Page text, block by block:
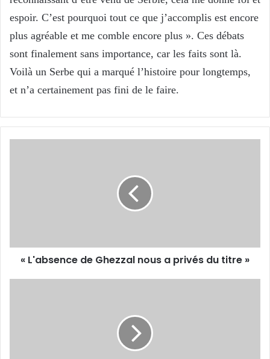
espoir. C’est pourquoi tout ce que j’accomplis est encore
plus agréable et me comble encore plus ». Ces débats
sont finalement sans importance, car les faits sont là.
Voilà un Serbe qui a marqué l’histoire pour longtemps,
et n’a certainement pas fini de le faire.
« L'absence de Ghezzal nous a privés du titre »